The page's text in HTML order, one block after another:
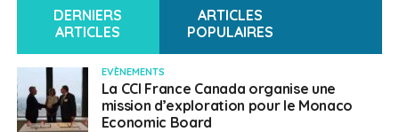
DERNIERS
ARTICLES
ARTICLES
POPULAIRES
EVÈNEMENTS
La CCI France Canada organise une
mission d’exploration pour le Monaco
Economic Board